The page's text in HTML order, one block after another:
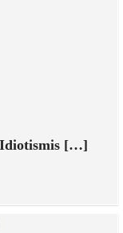
Idiotismis […]